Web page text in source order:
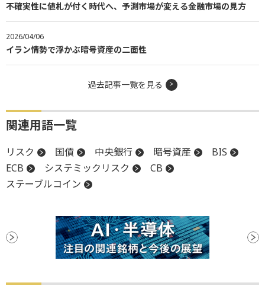
不確実性に値札が付く時代へ、予測市場が変える金融市場の見方
2026/04/06
イラン情勢で浮かぶ暗号資産の二面性
過去記事一覧を見る
関連用語一覧
リスク 国債 中央銀行 暗号資産
BIS
ECB
システミックリスク
CB
ステーブルコイン